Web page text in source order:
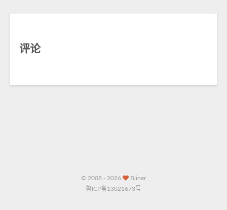
评论
© 2008 - 2026
Bliner
鲁ICP备13021673号